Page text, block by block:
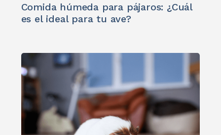
Comida húmeda para pájaros: ¿Cuál
es el ideal para tu ave?